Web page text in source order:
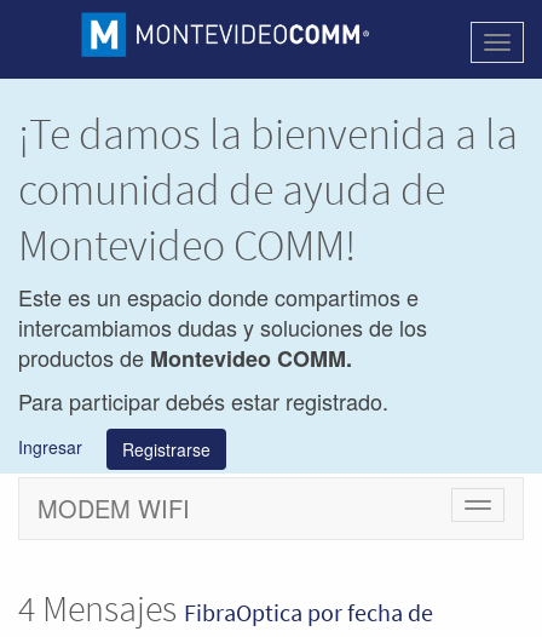
¡Te damos la bienvenida a la
comunidad de ayuda de
Montevideo COMM!
Este es un espacio donde compartimos e
intercambiamos dudas y soluciones de los
productos de Montevideo COMM.
Para participar debés estar registrado.
Ingresar Registrarse
Cambiar
MODEM WIFI
4 Mensajes FibraOptica por fecha de